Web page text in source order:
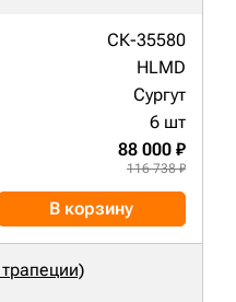
СК-35580
HLMD
Сургут
6 шт
88 000 ₽
116 738 ₽
В корзину